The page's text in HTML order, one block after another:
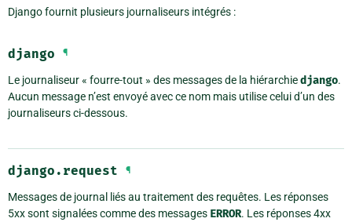
Django fournit plusieurs journaliseurs intégrés :
django ¶
Le journaliseur « fourre-tout » des messages de la hiérarchiedjango.
Aucun message n’est envoyé avec ce nom mais utilise celui d’un des
journaliseurs ci-dessous.
django.request ¶
Messages de journal liés au traitement des requêtes. Les réponses
5xx sont signalées comme des messages ERROR. Les réponses 4xx